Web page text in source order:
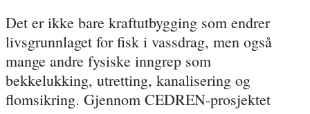
Det er ikke bare kraftutbygging som endrer
livsgrunnlaget for fisk i vassdrag, men også
mange andre fysiske inngrep som
bekkelukking, utretting, kanalisering og
flomsikring. Gjennom CEDREN-prosjektet